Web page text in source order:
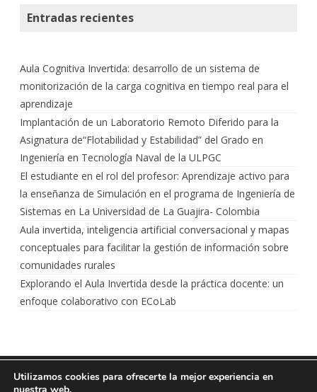
Entradas recientes
Aula Cognitiva Invertida: desarrollo de un sistema de
monitorización de la carga cognitiva en tiempo real para el
aprendizaje
Implantación de un Laboratorio Remoto Diferido para la
Asignatura de“Flotabilidad y Estabilidad” del Grado en
Ingeniería en Tecnología Naval de la ULPGC
El estudiante en el rol del profesor: Aprendizaje activo para
la enseñanza de Simulación en el programa de Ingeniería de
Sistemas en La Universidad de La Guajira- Colombia
Aula invertida, inteligencia artificial conversacional y mapas
conceptuales para facilitar la gestión de información sobre
comunidades rurales
Explorando el Aula Invertida desde la práctica docente: un
enfoque colaborativo con ECoLab
LITI 2025 CINAIC Ribosome
Utilizamos cookies para ofrecerte la mejor experiencia en